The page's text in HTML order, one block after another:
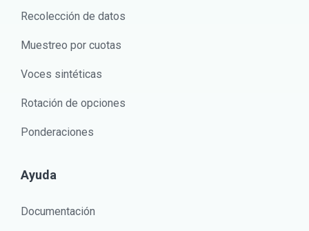
Recolección de datos
Muestreo por cuotas
Voces sintéticas
Rotación de opciones
Ponderaciones
Ayuda
Documentación